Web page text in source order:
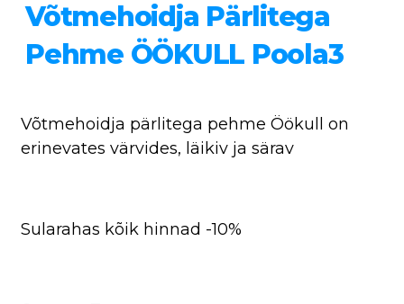
Võtmehoidja Pärlitega
Pehme ÖÖKULL Poola3
Võtmehoidja pärlitega pehme Öökull on
erinevates värvides, läikiv ja särav
Sularahas kõik hinnad -10%